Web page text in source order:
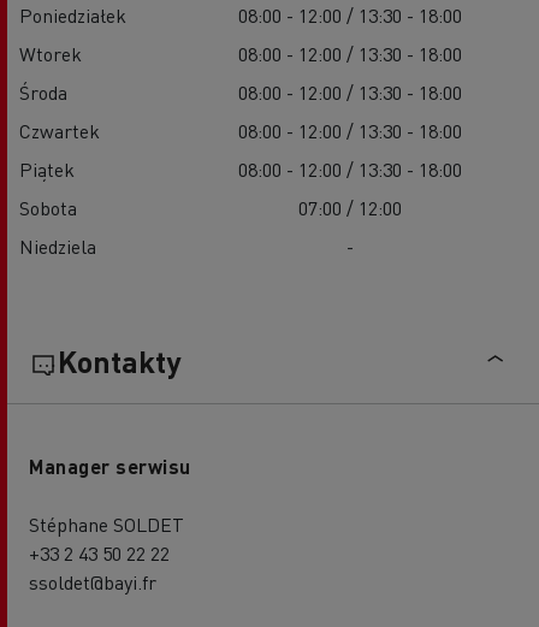
Poniedziałek
08:00 - 12:00 / 13:30 - 18:00
Wtorek
08:00 - 12:00 / 13:30 - 18:00
Środa
08:00 - 12:00 / 13:30 - 18:00
Czwartek
08:00 - 12:00 / 13:30 - 18:00
Piątek
08:00 - 12:00 / 13:30 - 18:00
Sobota
07:00 / 12:00
Niedziela
-
Kontakty
Manager serwisu
Stéphane SOLDET
+33 2 43 50 22 22
ssoldet@bayi.fr